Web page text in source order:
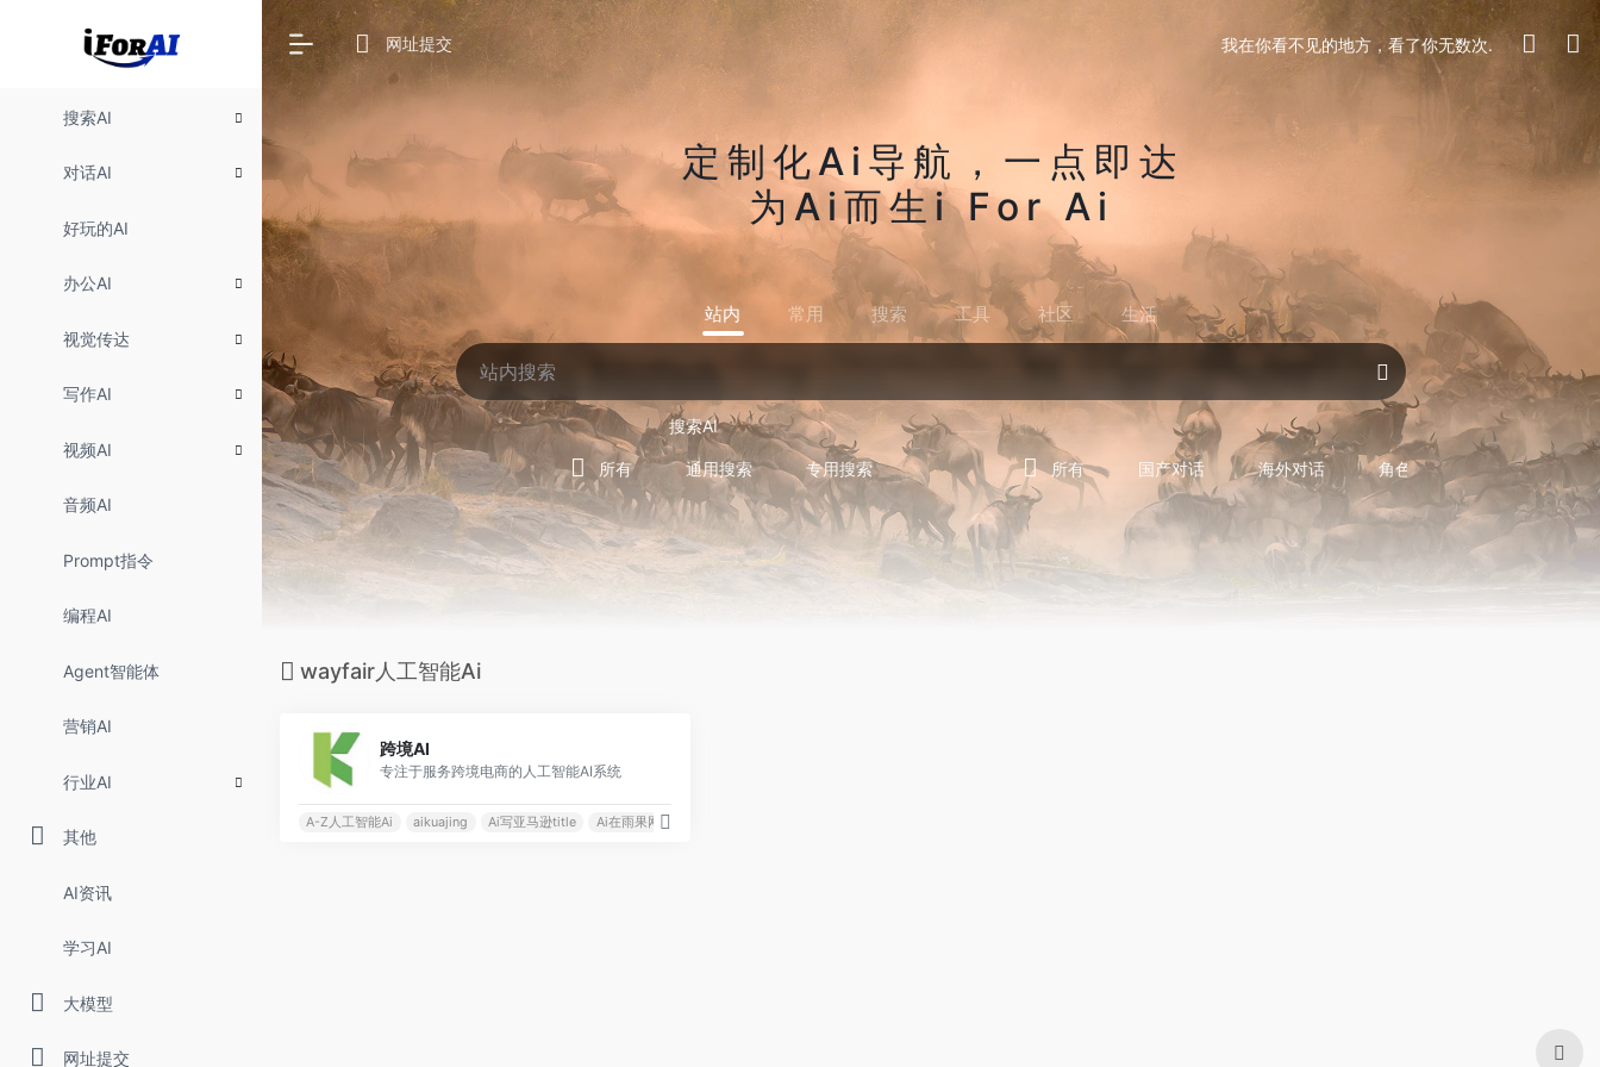
搜索AI
对话AI
好玩的AI
办公AI
视觉传达
写作AI
视频AI
音频AI
Prompt指令
编程AI
Agent智能体
营销AI
行业AI
其他
AI资讯
学习AI
大模型
网址提交
网址提交 我在你看不见的地方，看了你无数次.
定制化Ai导航，一点即达
为Ai而生i For Ai
站内 常用 搜索 工具 社区 生活
搜索AI
所有 通用搜索 专用搜索
对话AI
所有 国产对话 海外对话 角色型对话 专用型对话
wayfair人工智能Ai
跨境AI
专注于服务跨境电商的人工智能AI系统
A-Z人工智能Ai aikuajing Ai写亚马逊title Ai在雨果网